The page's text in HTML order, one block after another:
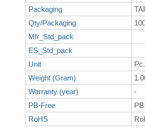
Packaging
Qty/Packaging
Mfr_Std_pack
ES_Std_pack
Unit
Pc.
Weight (Gram)
Warranty (year)
-
PB-Free
RoHS